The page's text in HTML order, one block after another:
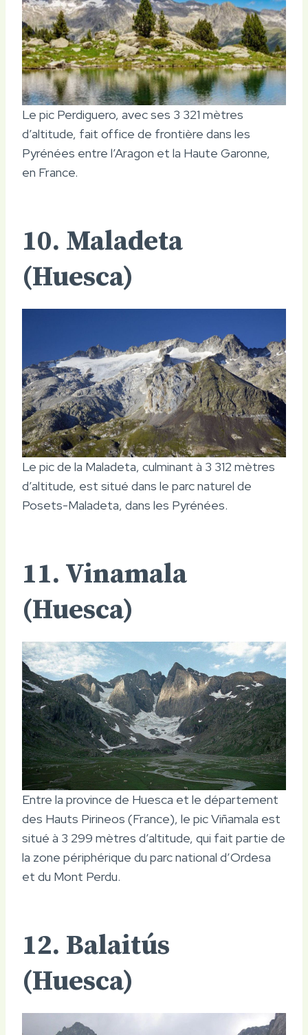
Le pic Perdiguero, avec ses 3 321 mètres
d’altitude, fait office de frontière dans les
Pyrénées entre l’Aragon et la Haute Garonne,
en France.
10. Maladeta
(Huesca)
Le pic de la Maladeta, culminant à 3 312 mètres
d’altitude, est situé dans le parc naturel de
Posets-Maladeta, dans les Pyrénées.
11. Vinamala
(Huesca)
Entre la province de Huesca et le département
des Hauts Pirineos (France), le pic Viñamala est
situé à 3 299 mètres d’altitude, qui fait partie de
la zone périphérique du parc national d’Ordesa
et du Mont Perdu.
12. Balaitús
(Huesca)